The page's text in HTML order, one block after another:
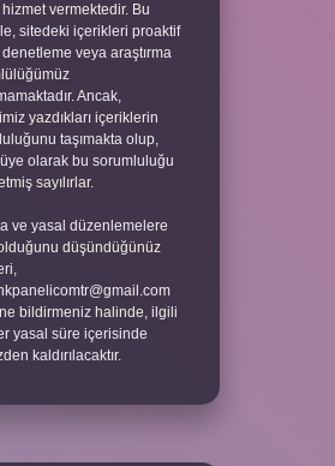
vermektedir. Bu
sitedeki içerikleri proaktif
veya araştırma
Ancak,
yazdıkları içeriklerin
taşımakta olup,
olarak bu sorumluluğu
sayılırlar.
ve yasal düzenlemelere
olduğunu düşündüğünüz
bildirmeniz halinde, ilgili
yasal süre içerisinde
kaldırılacaktır.